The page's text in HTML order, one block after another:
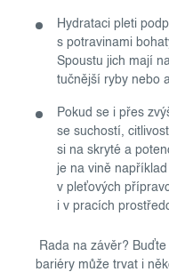
Hydrataci pleti
s potravinami
Spoustu jich mají
tučnější ryby nebo
Pokud se i přes
se suchostí,
si na skryté a
je na vině
v pleťových
i v pracích
Rada na závěr?
bariéry může trvat i